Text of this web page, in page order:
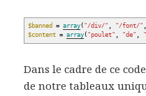
$banned = array ( "/div/" "/font/"
$content = array ( "poulet" "de"
Dans le cadre de ce
de notre tableaux